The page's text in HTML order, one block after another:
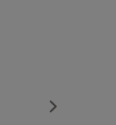
Show next